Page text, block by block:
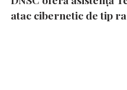
atac cibernetic de tip